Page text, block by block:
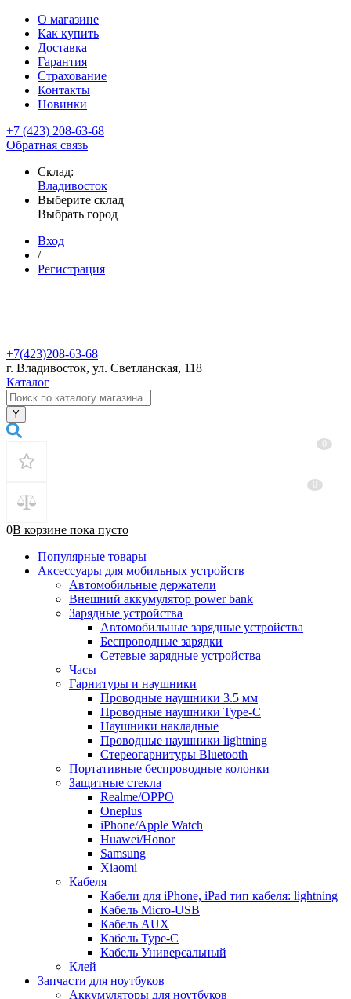
О магазине
Как купить
Доставка
Гарантия
Страхование
Контакты
Новинки
+7 (423) 208-63-68
Обратная связь
Склад:
Владивосток
Выберите склад
Выбрать город
Вход
/
Регистрация
+7(423)208-63-68
г. Владивосток, ул. Светланская, 118
Каталог
0В корзине пока пусто
Популярные товары
Аксессуары для мобильных устройств
Автомобильные держатели
Внешний аккумулятор power bank
Зарядные устройства
Автомобильные зарядные устройства
Беспроводные зарядки
Сетевые зарядные устройства
Часы
Гарнитуры и наушники
Проводные наушники 3.5 мм
Проводные наушники Type-C
Наушники накладные
Проводные наушники lightning
Стереогарнитуры Bluetooth
Портативные беспроводные колонки
Защитные стекла
Realme/OPPO
Oneplus
iPhone/Apple Watch
Huawei/Honor
Samsung
Xiaomi
Кабеля
Кабели для iPhone, iPad тип кабеля: lightning
Кабель Micro-USB
Кабель AUX
Кабель Type-C
Кабель Универсальный
Клей
Запчасти для ноутбуков
Аккумуляторы для ноутбуков